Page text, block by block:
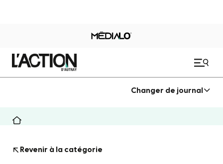
Changer de journal
Revenir à la catégorie